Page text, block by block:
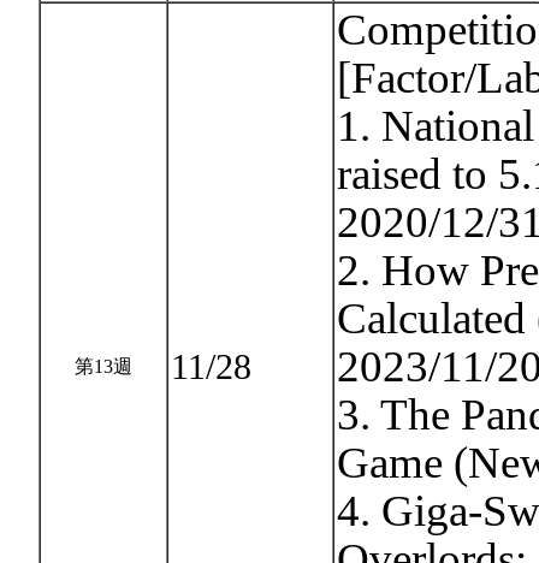
第13週 11/28
[Factor/
1.
raised to
2020/12/
2. How
2023/11/
3. The
Game
4. Giga-